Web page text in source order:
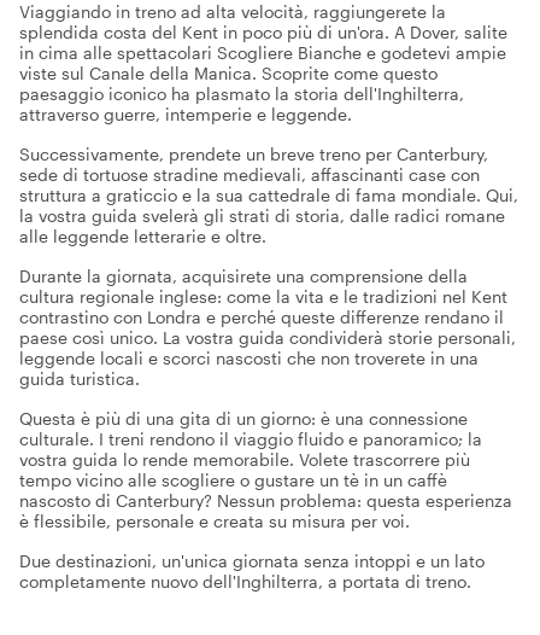
Viaggiando in treno ad alta velocità, raggiungerete la
splendida costa del Kent in poco più di un'ora. A Dover, salite
in cima alle spettacolari Scogliere Bianche e godetevi ampie
viste sul Canale della Manica. Scoprite come questo
paesaggio iconico ha plasmato la storia dell'Inghilterra,
attraverso guerre, intemperie e leggende.
Successivamente, prendete un breve treno per Canterbury,
sede di tortuose stradine medievali, affascinanti case con
struttura a graticcio e la sua cattedrale di fama mondiale. Qui,
la vostra guida svelerà gli strati di storia, dalle radici romane
alle leggende letterarie e oltre.
Durante la giornata, acquisirete una comprensione della
cultura regionale inglese: come la vita e le tradizioni nel Kent
contrastino con Londra e perché queste differenze rendano il
paese così unico. La vostra guida condividerà storie personali,
leggende locali e scorci nascosti che non troverete in una
guida turistica.
Questa è più di una gita di un giorno: è una connessione
culturale. I treni rendono il viaggio fluido e panoramico; la
vostra guida lo rende memorabile. Volete trascorrere più
tempo vicino alle scogliere o gustare un tè in un caffè
nascosto di Canterbury? Nessun problema: questa esperienza
è flessibile, personale e creata su misura per voi.
Due destinazioni, un'unica giornata senza intoppi e un lato
completamente nuovo dell'Inghilterra, a portata di treno.